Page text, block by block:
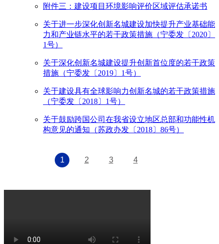
附件三：建设项目环境影响评价区域评估承诺书
关于进一步深化创新名城建设加快提升产业基础能
力和产业链水平的若干政策措施（宁委发〔2020〕
1号）
关于深化创新名城建设提升创新首位度的若干政策
措施（宁委发〔2019〕1号）
关于建设具有全球影响力创新名城的若干政策措施
（宁委发〔2018〕1号）
关于鼓励跨国公司在我省设立地区总部和功能性机
构意见的通知（苏政办发〔2018〕86号）
1 2 3 4